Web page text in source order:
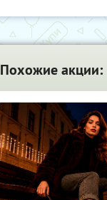
Похожие акции: